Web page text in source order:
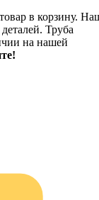
в корзину.
Труба
на нашей